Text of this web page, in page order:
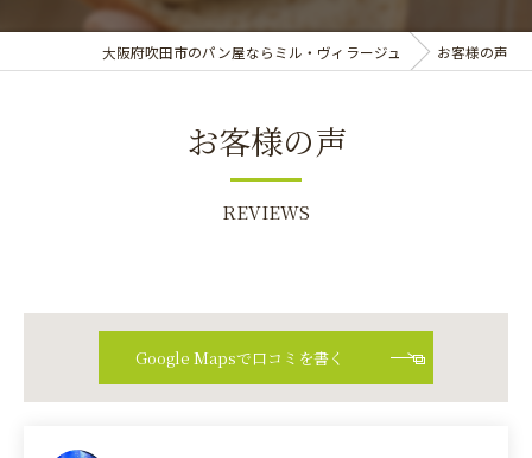
大阪府吹田市のパン屋ならミル・ヴィラージュ お客様の声
お客様の声
REVIEWS
Google Mapsで口コミを書く